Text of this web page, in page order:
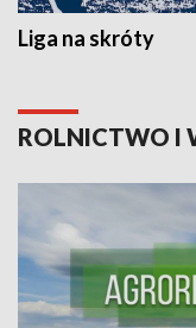
Liga na skróty
ROLNICTWO I